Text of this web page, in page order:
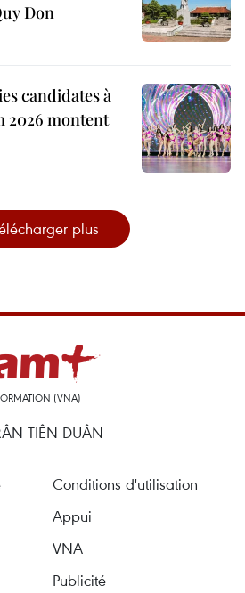
Don
candidates à
2026 montent
plus
(VNA)
TIÊN DUÂN
Conditions d'utilisation
Appui
VNA
Publicité